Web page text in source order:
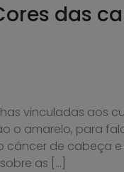
das
vinculadas aos
o amarelo, para
de cabeça
as […]